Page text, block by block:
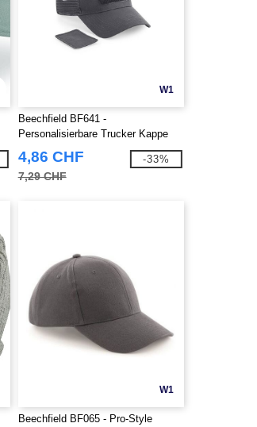
W1
Beechfield BF641 -
Personalisierbare Trucker Kappe
mit abnehmbarem Patch
4,86 CHF
7,29 CHF
-33%
W1
Beechfield BF065 - Pro-Style